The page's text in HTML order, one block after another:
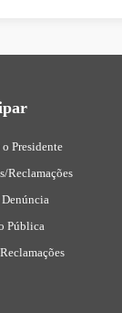
Presidente
Reclamações
Pública